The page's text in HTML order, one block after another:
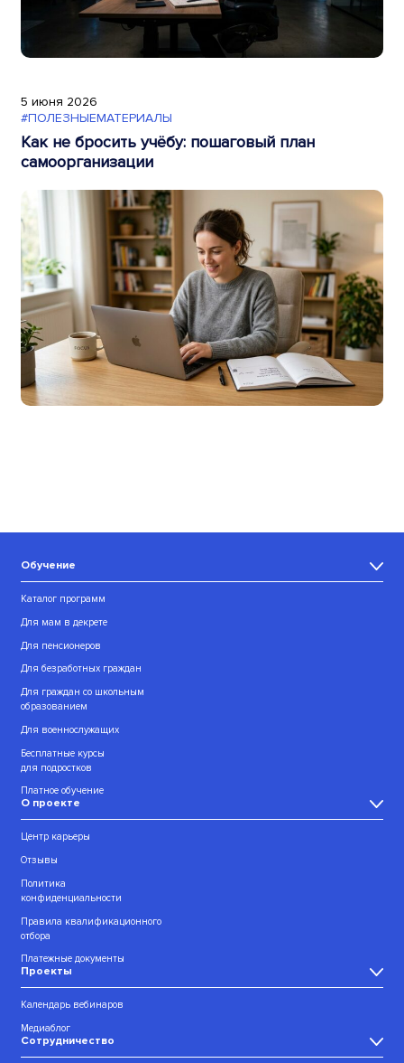
5 июня 2026
#ПОЛЕЗНЫЕМАТЕРИАЛЫ
Как не бросить учёбу: пошаговый план
самоорганизации
Обучение
Каталог программ
Для мам в декрете
Для пенсионеров
Для безработных граждан
Для граждан со школьным
образованием
Для военнослужащих
Бесплатные курсы
для подростков
Платное обучение
О проекте
Центр карьеры
Отзывы
Политика
конфиденциальности
Правила квалификационного
отбора
Платежные документы
Проекты
Календарь вебинаров
Медиаблог
Сотрудничество